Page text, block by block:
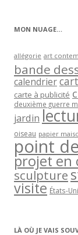
MON NUAGE…
allégorie art
bande
calendrier
carte à publicité
deuxième guerre
jardin
oiseau papier
point
projet en
sculpture
visite États-
LÀ OÙ JE VAIS